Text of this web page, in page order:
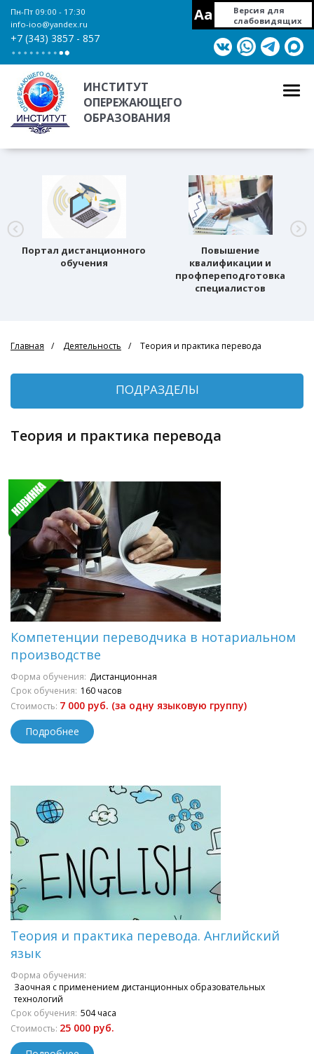
Пн-Пт 09:00 - 17:30
info-ioo@yandex.ru
+7 (343) 3857 - 857
Aa
Версия для
слабовидящих
ИНСТИТУТ
ОПЕРЕЖАЮЩЕГО
ОБРАЗОВАНИЯ
Портал дистанционного
обучения
Повышение
квалификации и
профпереподготовка
специалистов
Главная Деятельность Теория и практика перевода
ПОДРАЗДЕЛЫ
Теория и практика перевода
Компетенции переводчика в нотариальном
производстве
Форма обучения: Дистанционная
Срок обучения: 160 часов
Стоимость: 7 000 руб. (за одну языковую группу)
Подробнее
Теория и практика перевода. Английский
язык
Форма обучения:
Заочная с применением дистанционных образовательных
технологий
Срок обучения: 504 часа
Стоимость: 25 000 руб.